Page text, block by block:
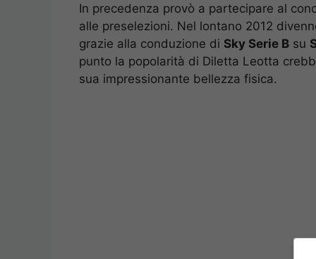
In precedenza provò a partecipare al
alle preselezioni. Nel lontano 2012
grazie alla conduzione di Sky Serie B su
punto la popolarità di Diletta Leotta
sua impressionante bellezza fisica.